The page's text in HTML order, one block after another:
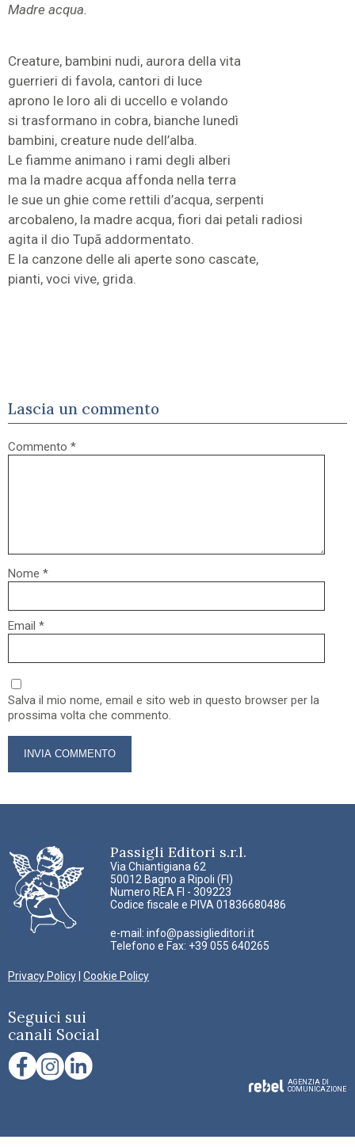
Madre acqua.
Creature, bambini nudi, aurora della vita
guerrieri di favola, cantori di luce
aprono le loro ali di uccello e volando
si trasformano in cobra, bianche lunedì
bambini, creature nude dell’alba.
Le fiamme animano i rami degli alberi
ma la madre acqua affonda nella terra
le sue un ghie come rettili d’acqua, serpenti
arcobaleno, la madre acqua, fiori dai petali radiosi
agita il dio Tupã addormentato.
E la canzone delle ali aperte sono cascate,
pianti, voci vive, grida.
Lascia un commento
Commento *
Nome *
Email *
Salva il mio nome, email e sito web in questo browser per la
prossima volta che commento.
Passigli Editori s.r.l.
Via Chiantigiana 62
50012 Bagno a Ripoli (FI)
Numero REA FI - 309223
Codice fiscale e PIVA 01836680486
e-mail: info@passiglieditori.it
Telefono e Fax: +39 055 640265
Privacy Policy| Cookie Policy
Seguici sui
canali Social
AGENZIA DI
COMUNICAZIONE